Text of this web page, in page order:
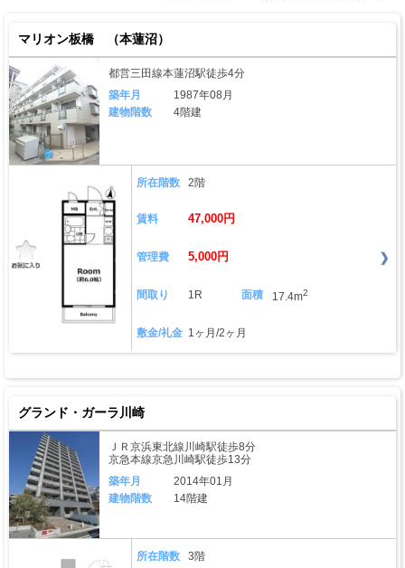
マリオン板橋 （本蓮沼）
都営三田線本蓮沼駅徒歩4分
築年月
1987年08月
建物階数
4階建
所在階数 2階
賃料 47,000円
管理費 5,000円
間取り 1R 面積 17.4m2
敷金/礼金 1ヶ月/2ヶ月
グランド・ガーラ川崎
ＪＲ京浜東北線川崎駅徒歩8分
京急本線京急川崎駅徒歩13分
築年月
2014年01月
建物階数
14階建
所在階数 3階